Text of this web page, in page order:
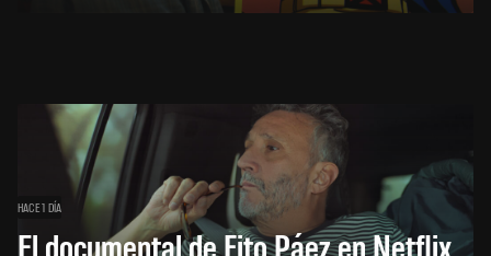
HACE 1 DÍA
El documental de Fito Páez en Netflix